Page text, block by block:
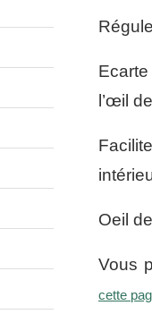
l’œil
Oeil
Vous
cette